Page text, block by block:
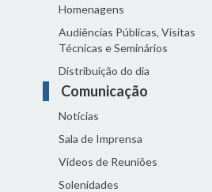
Homenagens
Audiências Públicas, Visitas
Técnicas e Seminários
Distribuição do dia
Comunicação
Notícias
Sala de Imprensa
Vídeos de Reuniões
Solenidades